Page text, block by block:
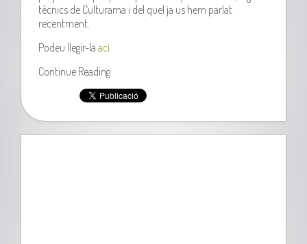
tècnics de Culturama i del quel ja us hem parlat
recentment.
Podeu llegir-laací
Continue Reading